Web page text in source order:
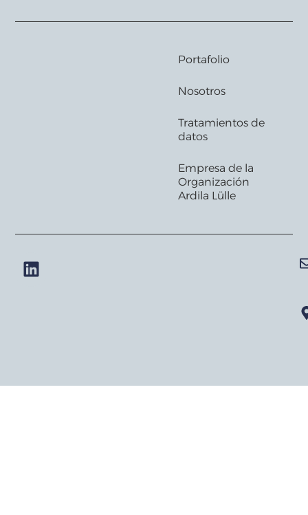
Portafolio
Nosotros
Tratamientos de
datos
Empresa de la
Organización
Ardila Lülle